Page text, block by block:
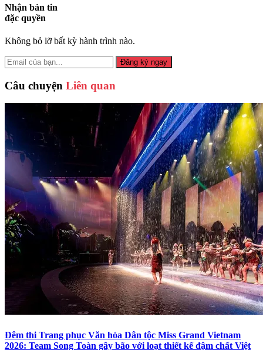
Nhận bản tin
đặc quyền
Không bỏ lỡ bất kỳ hành trình nào.
Đăng ký ngay
Câu chuyện Liên quan
Đêm thi Trang phục Văn hóa Dân tộc Miss Grand Vietnam
2026: Team Song Toàn gây bão với loạt thiết kế đậm chất Việt